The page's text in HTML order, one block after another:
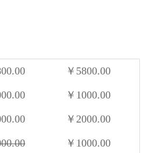
￥ 5800.00
￥ 1000.00
￥ 2000.00
￥ 1000.00